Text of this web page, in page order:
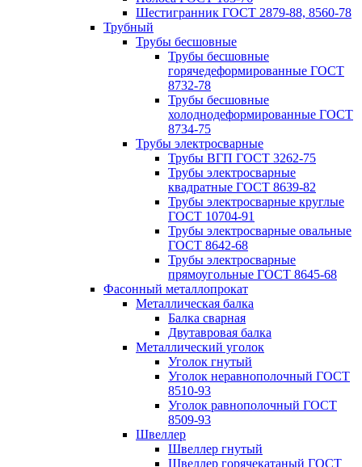
Шестигранник ГОСТ 2879-88, 8560-78
Трубный
Трубы бесшовные
Трубы бесшовные
горячедеформированные ГОСТ
8732-78
Трубы бесшовные
холоднодеформированные ГОСТ
8734-75
Трубы электросварные
Трубы ВГП ГОСТ 3262-75
Трубы электросварные
квадратные ГОСТ 8639-82
Трубы электросварные круглые
ГОСТ 10704-91
Трубы электросварные овальные
ГОСТ 8642-68
Трубы электросварные
прямоугольные ГОСТ 8645-68
Фасонный металлопрокат
Металлическая балка
Балка сварная
Двутавровая балка
Металлический уголок
Уголок гнутый
Уголок неравнополочный ГОСТ
8510-93
Уголок равнополочный ГОСТ
8509-93
Швеллер
Швеллер гнутый
Швеллер горячекатаный ГОСТ